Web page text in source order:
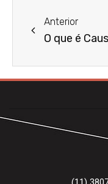
Anterior